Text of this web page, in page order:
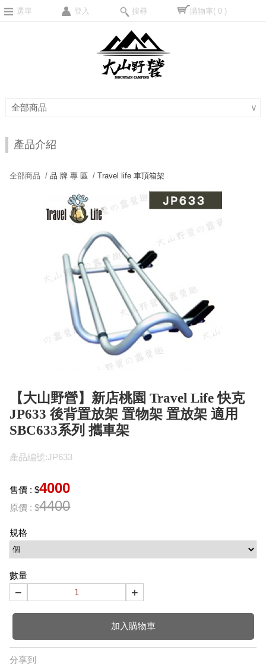
選單 登入 搜尋 購物車( 0 )
全部商品 ∨
產品介紹
全部商品 /品 牌 專 區 /Travel life 車頂箱架
【大山野營】新店桃園 Travel Life 快克
JP633 後背置放架 置物架 置放架 適用
SBC633系列 攜車架
產品編號:JP633
售價 : $4000
原價 : $4400
規格
數量
− +
加入購物車
分享到